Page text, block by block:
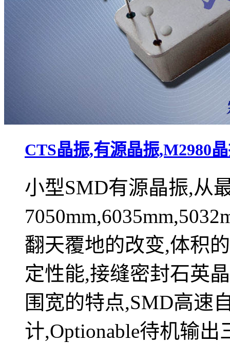
CTS晶振,有源晶振,M2980
小型SMD有源晶振,从
翻天覆地的改变,体积
定性能,接缝密封石英
围宽的特点,SMD高速
计,Optionable待机输